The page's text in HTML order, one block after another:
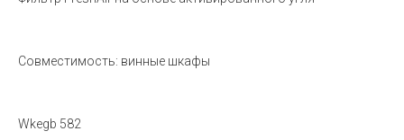
Совместимость: винные шкафы
Wkegb 582